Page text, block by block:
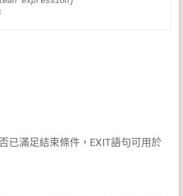
已滿足結束條件，EXIT語句可用於